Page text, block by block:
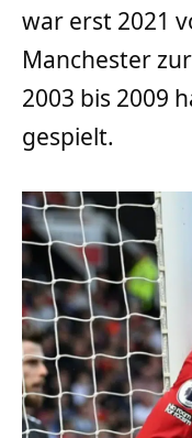
war erst 2021
Manchester
2003 bis 2009
gespielt.